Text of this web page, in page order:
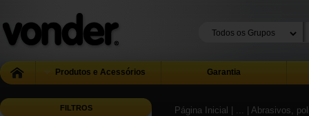
Produtos e Acessórios Garantia
FILTROS Página Inicial | ... | Abrasivos,